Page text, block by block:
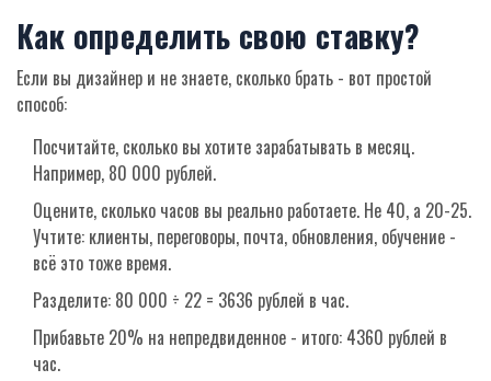
Как определить свою ставку?
Если вы дизайнер и не знаете, сколько брать - вот простой
способ:
Посчитайте, сколько вы хотите зарабатывать в месяц.
Например, 80 000 рублей.
Оцените, сколько часов вы реально работаете. Не 40, а 20-25.
Учтите: клиенты, переговоры, почта, обновления, обучение -
всё это тоже время.
Разделите: 80 000 ÷ 22 = 3636 рублей в час.
Прибавьте 20% на непредвиденное - итого: 4360 рублей в
час.